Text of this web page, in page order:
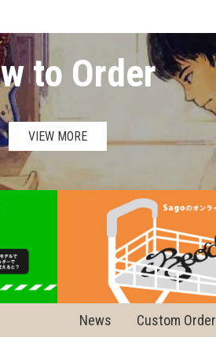
to Order
VIEW MORE
News Custom Order